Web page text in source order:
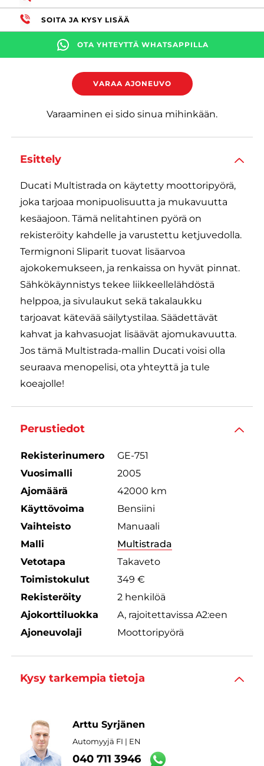
SOITA JA KYSY LISÄÄ
OTA YHTEYTTÄ WHATSAPPILLA
VARAA AJONEUVO
Varaaminen ei sido sinua mihinkään.
Esittely
Ducati Multistrada on käytetty moottoripyörä,
joka tarjoaa monipuolisuutta ja mukavuutta
kesäajoon. Tämä nelitahtinen pyörä on
rekisteröity kahdelle ja varustettu ketjuvedolla.
Termignoni Sliparit tuovat lisäarvoa
ajokokemukseen, ja renkaissa on hyvät pinnat.
Sähkökäynnistys tekee liikkeellelähdöstä
helppoa, ja sivulaukut sekä takalaukku
tarjoavat kätevää säilytystilaa. Säädettävät
kahvat ja kahvasuojat lisäävät ajomukavuutta.
Jos tämä Multistrada-mallin Ducati voisi olla
seuraava menopelisi, ota yhteyttä ja tule
koeajolle!
Perustiedot
Rekisterinumero
GE-751
Vuosimalli
2005
Ajomäärä
42000 km
Käyttövoima
Bensiini
Vaihteisto
Manuaali
Malli
Multistrada
Vetotapa
Takaveto
Toimistokulut
349 €
Rekisteröity
2 henkilöä
Ajokorttiluokka
A, rajoitettavissa A2:een
Ajoneuvolaji
Moottoripyörä
Kysy tarkempia tietoja
Arttu Syrjänen
Automyyjä FI | EN
040 711 3946